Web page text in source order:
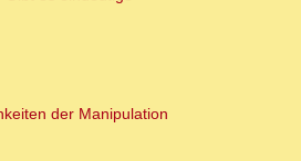
der Manipulation